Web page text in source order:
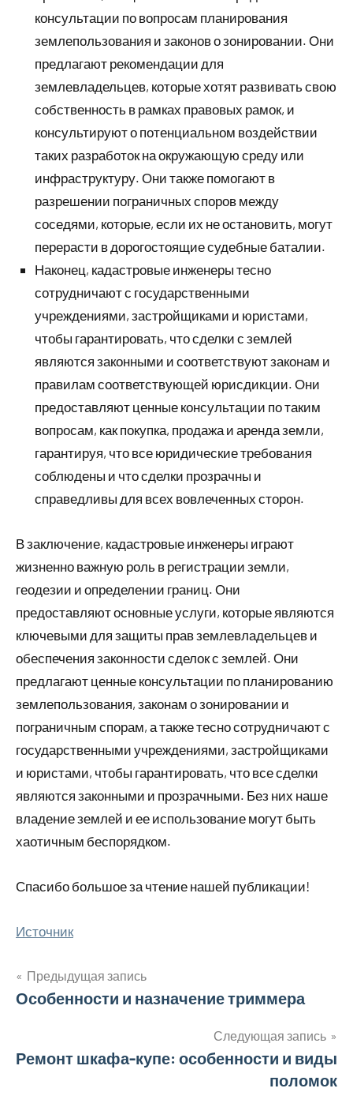
консультации по вопросам планирования
землепользования и законов о зонировании. Они
предлагают рекомендации для
землевладельцев, которые хотят развивать свою
собственность в рамках правовых рамок, и
консультируют о потенциальном воздействии
таких разработок на окружающую среду или
инфраструктуру. Они также помогают в
разрешении пограничных споров между
соседями, которые, если их не остановить, могут
перерасти в дорогостоящие судебные баталии.
Наконец, кадастровые инженеры тесно
сотрудничают с государственными
учреждениями, застройщиками и юристами,
чтобы гарантировать, что сделки с землей
являются законными и соответствуют законам и
правилам соответствующей юрисдикции. Они
предоставляют ценные консультации по таким
вопросам, как покупка, продажа и аренда земли,
гарантируя, что все юридические требования
соблюдены и что сделки прозрачны и
справедливы для всех вовлеченных сторон.
В заключение, кадастровые инженеры играют
жизненно важную роль в регистрации земли,
геодезии и определении границ. Они
предоставляют основные услуги, которые являются
ключевыми для защиты прав землевладельцев и
обеспечения законности сделок с землей. Они
предлагают ценные консультации по планированию
землепользования, законам о зонировании и
пограничным спорам, а также тесно сотрудничают с
государственными учреждениями, застройщиками
и юристами, чтобы гарантировать, что все сделки
являются законными и прозрачными. Без них наше
владение землей и ее использование могут быть
хаотичным беспорядком.
Спасибо большое за чтение нашей публикации!
Источник
Навигация
записям
Предыдущая запись
Особенности и назначение триммера
Следующая запись
Ремонт шкафа-купе: особенности и виды
поломок